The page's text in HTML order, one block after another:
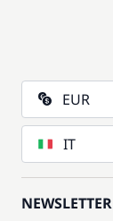
EUR
IT
NEWSLETTER